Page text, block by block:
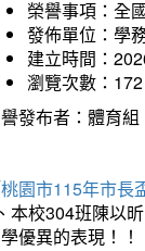
榮譽事項：全
發佈單位：學
建立時間：
瀏覽次數：172
發布者：體育組
園市115年市長
本校304班陳以
優異的表現！！